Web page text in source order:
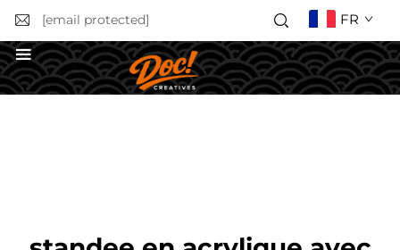
[email protected] FR